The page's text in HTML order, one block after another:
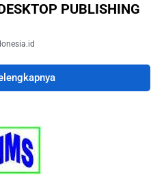
PUBLISHING